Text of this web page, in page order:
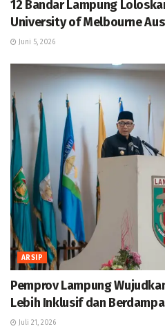
12 Bandar Lampung
University of Melbourne
Juni 5, 2026
ARSIP
Pemprov Lampung
Lebih Inklusif dan
Juli 21, 2026